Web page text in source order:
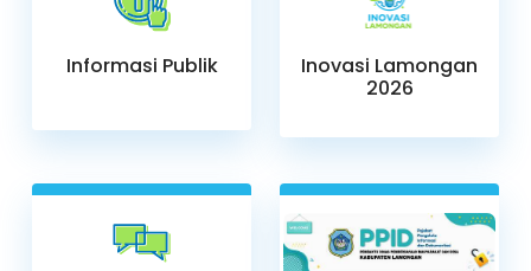
Informasi Publik
Inovasi Lamongan
2026